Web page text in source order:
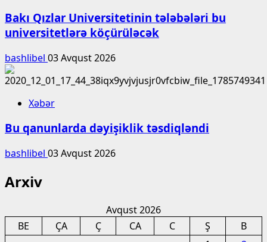
Bakı Qızlar Universitetinin tələbələri bu
universitetlərə köçürüləcək
bashlibel 03 Avqust 2026
Xəbər
Bu qanunlarda dəyişiklik təsdiqləndi
bashlibel 03 Avqust 2026
Arxiv
Avqust 2026
BE
ÇA Ç CA C Ş
B